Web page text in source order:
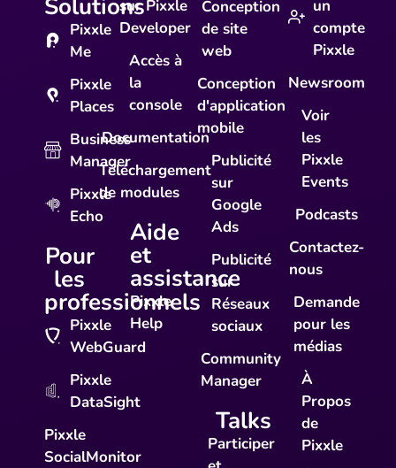
Solutions
Pixxle
Me
Pixxle
Places
Business
Manager
Pixxle
Echo
Pour
les
professionnels
Pixxle
WebGuard
Pixxle
DataSight
Pixxle
SocialMonitor
sur Pixxle
Developer
Accès à
la
console
Documentation
Téléchargement
de modules
Aide
et
assistance
Pixxle
Help
Conception
de site
web
Conception
d'application
mobile
Publicité
sur
Google
Ads
Publicité
sur
Réseaux
sociaux
Community
Manager
Talks
Participer
un
compte
Pixxle
Newsroom
Voir
les
Pixxle
Events
Podcasts
Contactez-
nous
Demande
pour les
médias
À
Propos
de
Pixxle